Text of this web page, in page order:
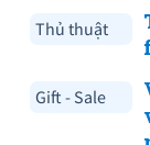
Thủ thuật
Gift - Sale